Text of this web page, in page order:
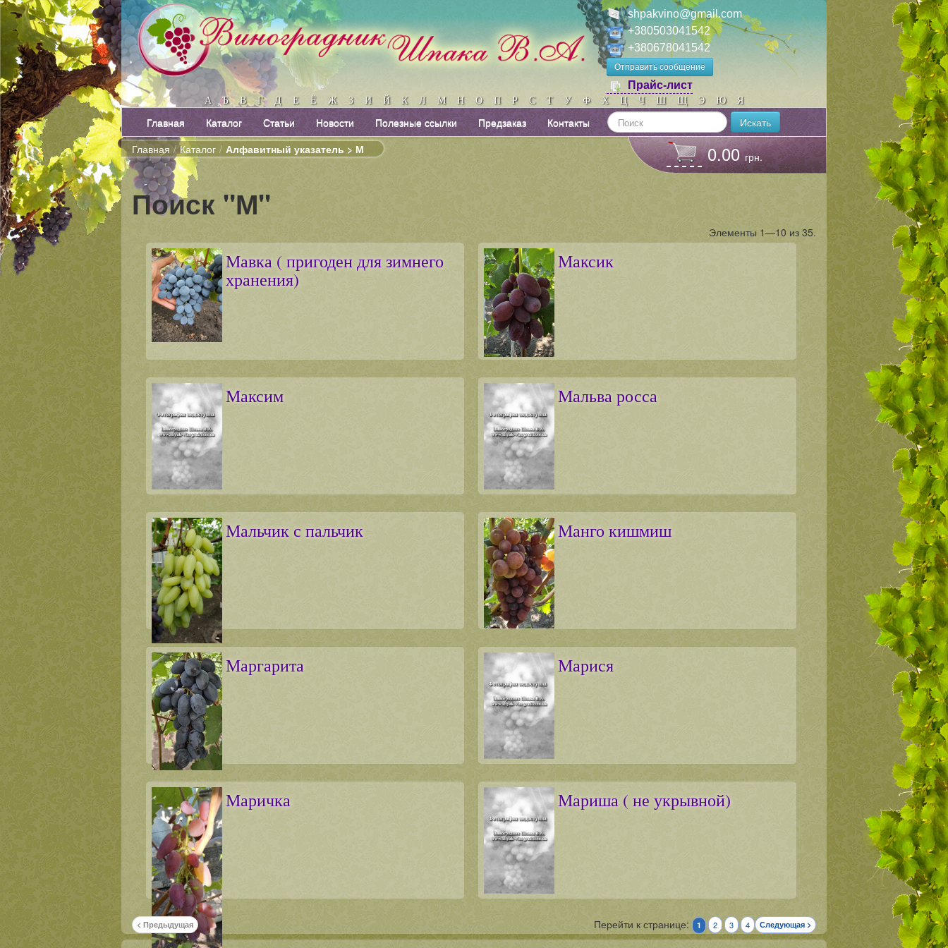
shpakvino@gmail.com
+380503041542
+380678041542
Отправить сообщение
Прайс-лист
А Б В Г Д Е Ё Ж З И Й К Л М Н О П Р С Т У Ф Х Ц Ч Ш Щ Э Ю Я
Главная Каталог Статьи Новости Полезные ссылки Предзаказ Контакты
Искать
Главная / Каталог / Алфавитный указатель > М 0.00грн.
Поиск "М"
Элементы 1—10 из 35.
Мавка ( пригоден для зимнего
хранения)
Максик
Максим Мальва росса
Мальчик с пальчик Манго кишмиш
Маргарита Марися
Маричка Мариша ( не укрывной)
Перейти к странице:
< Предыдущая 1 2 3 4 Следующая >